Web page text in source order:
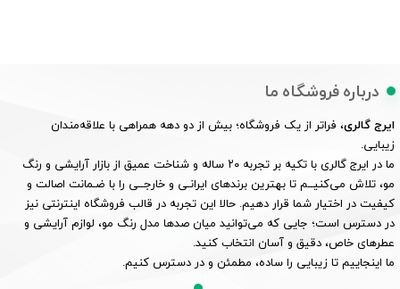
درباره فروشگاه ما
ایرج گالری، فراتر از یک فروشگاه؛ بیش از دو دهه همراهی با علاقه‌مندان
زیبایی.
ما در ایرج گالری با تکیه بر تجربه ۲۰ ساله و شناخت عمیق از بازار آرایشی و رنگ
مو، تلاش می‌کنیــم تا بهترین برندهای ایرانـی و خارجــی را با ضـمانت اصالت و
کیفیت در اختیار شما قرار دهیم. حالا این تجربه در قالب فروشگاه اینترنتی نیز
در دسترس است؛ جایی که می‌توانید میان صدها مدل رنگ مو، لوازم آرایشی و
عطرهای خاص، دقیق و آسان انتخاب کنید.
ما اینجاییم تا زیبایی را ساده، مطمئن و در دسترس کنیم.